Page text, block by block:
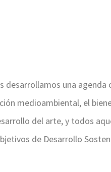
desarrollamos una agenda
medioambiental, el
del arte, y todos
de Desarrollo